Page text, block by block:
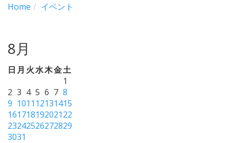
Home
イベント
8月
日 月 火水木金土
1
2 3 4 5 6 7 8
9 1011 12131415
16171819202122
23242526272829
3031